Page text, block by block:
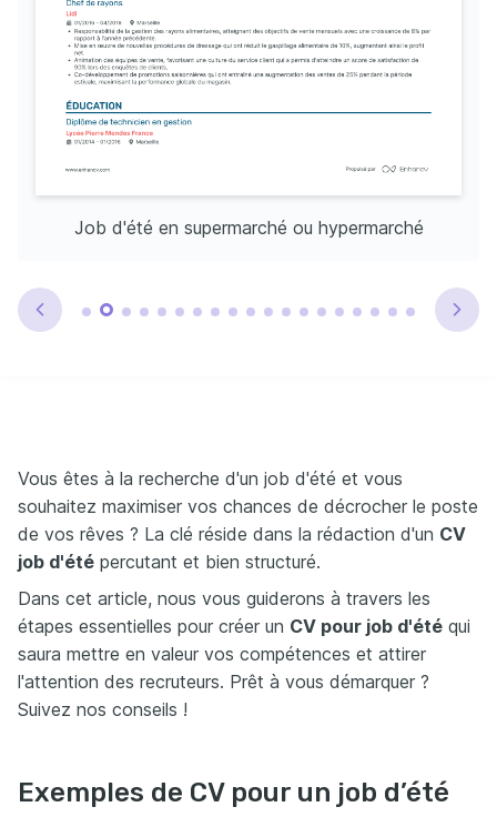
Job d'été en supermarché ou hypermarché
Vous êtes à la recherche d'un job d'été et vous
souhaitez maximiser vos chances de décrocher le poste
de vos rêves ? La clé réside dans la rédaction d'un CV
job d'été percutant et bien structuré.
Dans cet article, nous vous guiderons à travers les
étapes essentielles pour créer un CV pour job d'été qui
saura mettre en valeur vos compétences et attirer
l'attention des recruteurs. Prêt à vous démarquer ?
Suivez nos conseils !
Exemples de CV pour un job d’été